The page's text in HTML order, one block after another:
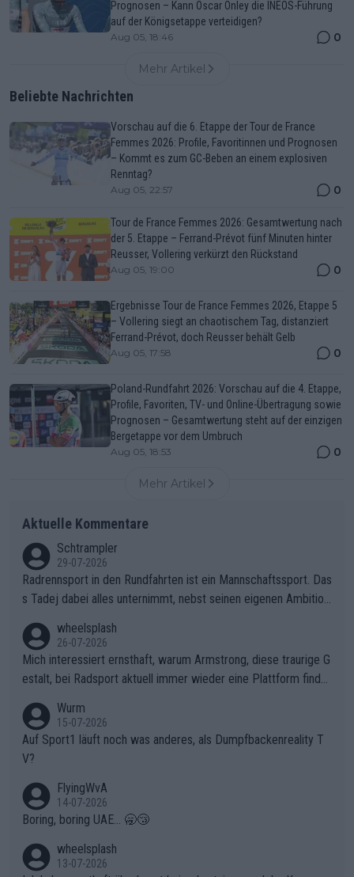
Prognosen – Kann Oscar Onley die INEOS-Führung
auf der Königsetappe verteidigen?
Aug 05, 18:46 0
Mehr Artikel
Beliebte Nachrichten
Vorschau auf die 6. Etappe der Tour de France
Femmes 2026: Profile, Favoritinnen und Prognosen
– Kommt es zum GC-Beben an einem explosiven
Renntag?
Aug 05, 22:57 0
Tour de France Femmes 2026: Gesamtwertung nach
der 5. Etappe – Ferrand-Prévot fünf Minuten hinter
Reusser, Vollering verkürzt den Rückstand
Aug 05, 19:00 0
Ergebnisse Tour de France Femmes 2026, Etappe 5
– Vollering siegt an chaotischem Tag, distanziert
Ferrand-Prévot, doch Reusser behält Gelb
Aug 05, 17:58 0
Poland-Rundfahrt 2026: Vorschau auf die 4. Etappe,
Profile, Favoriten, TV- und Online-Übertragung sowie
Prognosen – Gesamtwertung steht auf der einzigen
Bergetappe vor dem Umbruch
Aug 05, 18:53 0
Mehr Artikel
Aktuelle Kommentare
Schtrampler
29-07-2026
Radrennsport in den Rundfahrten ist ein Mannschaftssport. Das
s Tadej dabei alles unternimmt, nebst seinen eigenen Ambition
ganze Team auch mental stark zu machen und konkret am Erf
olg teilzuhaben, ist ihm ganz hoch anzurechnen. Das ist ein Zei
chen weit über den Radsport hinaus.
wheelsplash
26-07-2026
Mich interessiert ernsthaft, warum Armstrong, diese traurige G
estalt, bei Radsport aktuell immer wieder eine Plattform finde
Wurm
15-07-2026
Auf Sport1 läuft noch was anderes, als Dumpfbackenreality T
V?
FlyingWvA
14-07-2026
Boring, boring UAE... 🥱😴
wheelsplash
13-07-2026